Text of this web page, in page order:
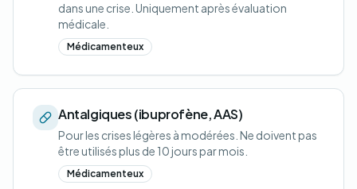
dans une crise. Uniquement après évaluation
médicale.
Médicamenteux
Antalgiques (ibuprofène, AAS)
Pour les crises légères à modérées. Ne doivent pas
être utilisés plus de 10 jours par mois.
Médicamenteux